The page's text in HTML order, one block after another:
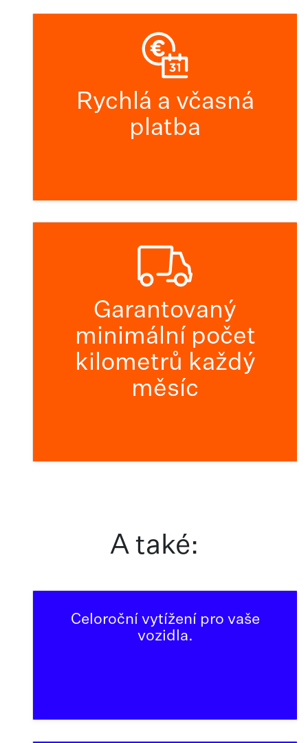
Rychlá a včasná
platba
Garantovaný
minimální počet
kilometrů každý
měsíc
A také:
Celoroční vytížení pro vaše
vozidla.